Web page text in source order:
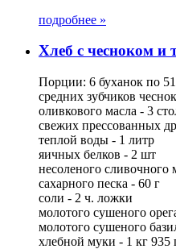
подробнее »
Хлеб с чесноком и
Порции: 6 буханок по
средних зубчиков
оливкового масла - 3
свежих прессованных
теплой воды - 1 литр
яичных белков - 2 шт
несоленого сливочного
сахарного песка - 60 г
соли - 2 ч. ложки
молотого сушеного
молотого сушеного
хлебной муки - 1 кг 935